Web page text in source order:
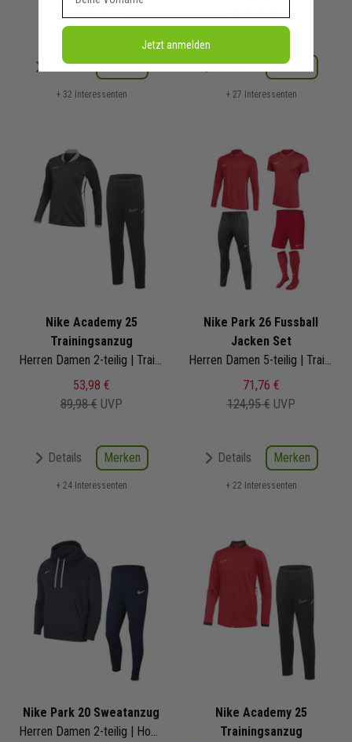
Details Merken
+ 32 Interessenten
Details Merken
+ 27 Interessenten
Nike Academy 25
Trainingsanzug
53,98 €
89,98 € UVP
Details Merken
+ 24 Interessenten
Nike Park 26 Fussball
Jacken Set
71,76 €
124,95 € UVP
Details Merken
+ 22 Interessenten
Nike Park 20 Sweatanzug
Herren Damen 2-teilig | Hoody Jogginghose | Jogginganzug
Nike Academy 25
Trainingsanzug
Jetzt anmelden